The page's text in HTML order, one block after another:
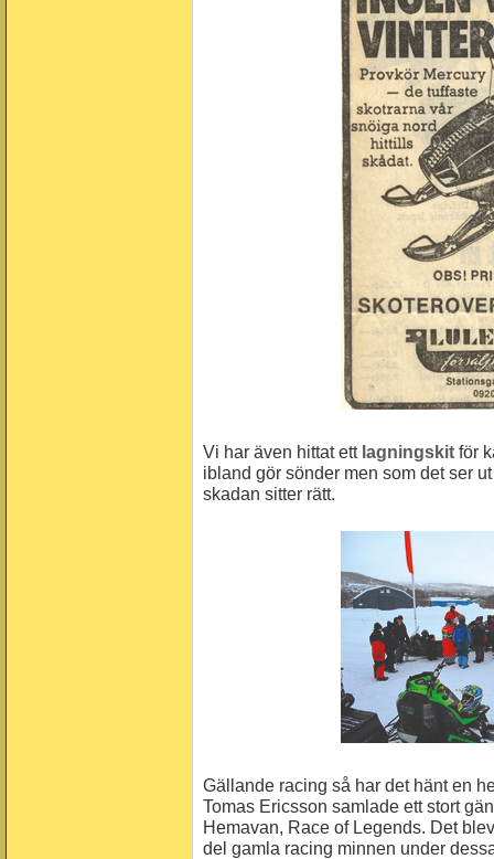
Vi har även hittat ett lagningskit för
ibland gör sönder men som det ser
skadan sitter rätt.
Gällande racing så har det hänt en
Tomas Ericsson samlade ett stort
Hemavan, Race of Legends. Det
del gamla racing minnen under